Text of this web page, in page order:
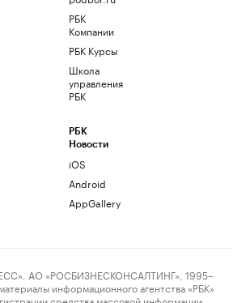
РБК
Компании
РБК Курсы
Школа
управления
РБК
РБК
Новости
iOS
Android
AppGallery
АО «РОСБИЗНЕСКОНСАЛТИНГ», 1995–
информационного агентства «РБК»